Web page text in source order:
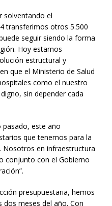
solventando el
transferimos otros 5.500
seguir siendo la forma
Hoy estamos
estructural y
que el Ministerio de Salud
como el nuestro
sin depender cada
pasado, este año
que tenemos para la
Nosotros en infraestructura
conjunto con el Gobierno
presupuestaria, hemos
meses del año. Con